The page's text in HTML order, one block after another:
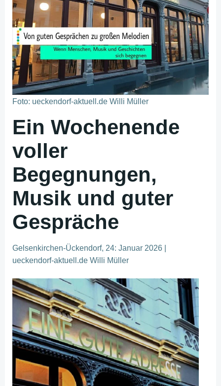
Foto: ueckendorf-aktuell.de Willi Müller
Ein Wochenende
voller
Begegnungen,
Musik und guter
Gespräche
Gelsenkirchen-Ückendorf, 24: Januar 2026 |
ueckendorf-aktuell.de Willi Müller